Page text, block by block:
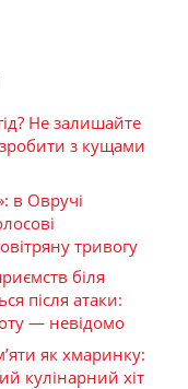
Не залишайте
з кущами
в Овручі
тривогу
біля
після атаки:
— невідомо
як хмаринку:
кулінарний хіт